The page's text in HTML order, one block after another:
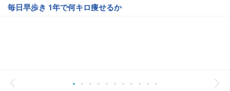
毎日早歩き 1年で何キロ痩せるか